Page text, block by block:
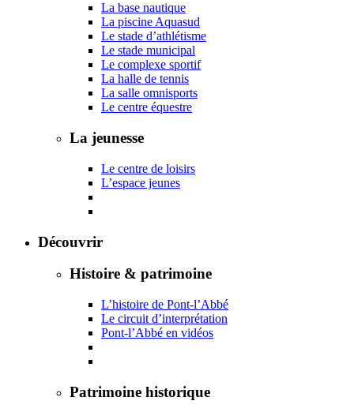
La base nautique
La piscine Aquasud
Le stade d’athlétisme
Le stade municipal
Le complexe sportif
La halle de tennis
La salle omnisports
Le centre équestre
La jeunesse
Le centre de loisirs
L’espace jeunes
Découvrir
Histoire & patrimoine
L’histoire de Pont-l’Abbé
Le circuit d’interprétation
Pont-l’Abbé en vidéos
Patrimoine historique